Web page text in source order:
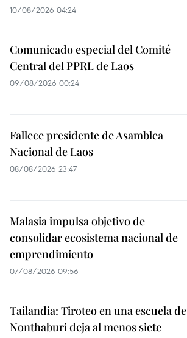
10/08/2026 04:24
Comunicado especial del Comité
Central del PPRL de Laos
09/08/2026 00:24
Fallece presidente de Asamblea
Nacional de Laos
08/08/2026 23:47
Malasia impulsa objetivo de
consolidar ecosistema nacional de
emprendimiento
07/08/2026 09:56
Tailandia: Tiroteo en una escuela de
Nonthaburi deja al menos siete